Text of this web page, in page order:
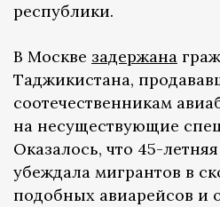
республики.
В Москве задержана
Таджикистана,
соотечественникам
на несуществующие
Оказалось, что 45-
убеждала мигрантов в
подобных авиарейсов и